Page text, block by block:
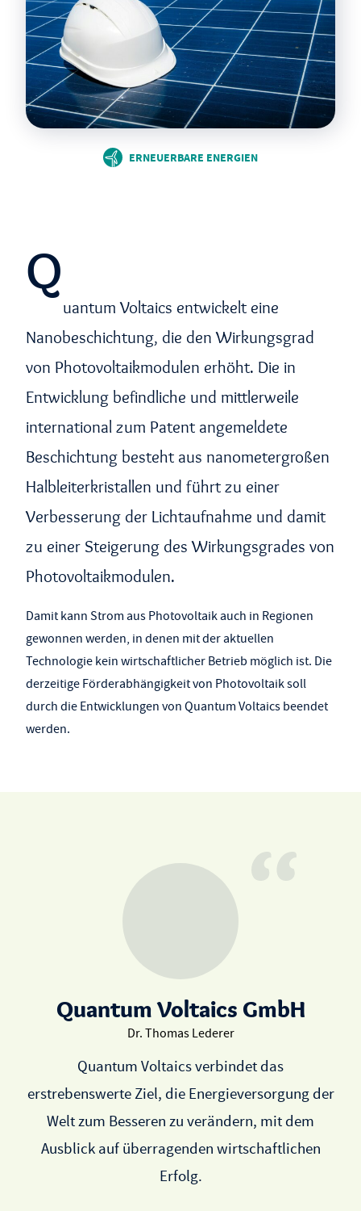
ERNEUERBARE ENERGIEN
Q
uantum Voltaics entwickelt eine
Nanobeschichtung, die den Wirkungsgrad
von Photovoltaikmodulen erhöht. Die in
Entwicklung befindliche und mittlerweile
international zum Patent angemeldete
Beschichtung besteht aus nanometergroßen
Halbleiterkristallen und führt zu einer
Verbesserung der Lichtaufnahme und damit
zu einer Steigerung des Wirkungsgrades von
Photovoltaikmodulen.
Damit kann Strom aus Photovoltaik auch in Regionen
gewonnen werden, in denen mit der aktuellen
Technologie kein wirtschaftlicher Betrieb möglich ist. Die
derzeitige Förderabhängigkeit von Photovoltaik soll
durch die Entwicklungen von Quantum Voltaics beendet
werden.
Quantum Voltaics GmbH
Dr. Thomas Lederer
Quantum Voltaics verbindet das
erstrebenswerte Ziel, die Energieversorgung der
Welt zum Besseren zu verändern, mit dem
Ausblick auf überragenden wirtschaftlichen
Erfolg.